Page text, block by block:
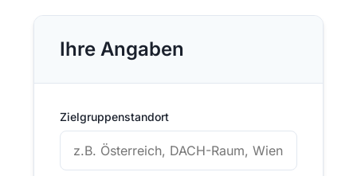
Ihre Angaben
Zielgruppenstandort